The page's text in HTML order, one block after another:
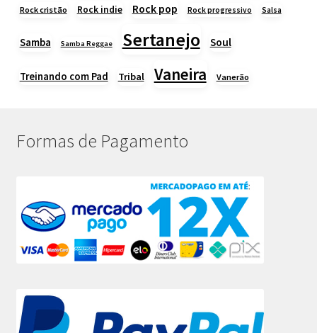
Rock cristão Rock indie Rock pop Rock progressivo Salsa
Samba Samba Reggae Sertanejo Soul
Treinando com Pad Tribal Vaneira Vanerão
Formas de Pagamento